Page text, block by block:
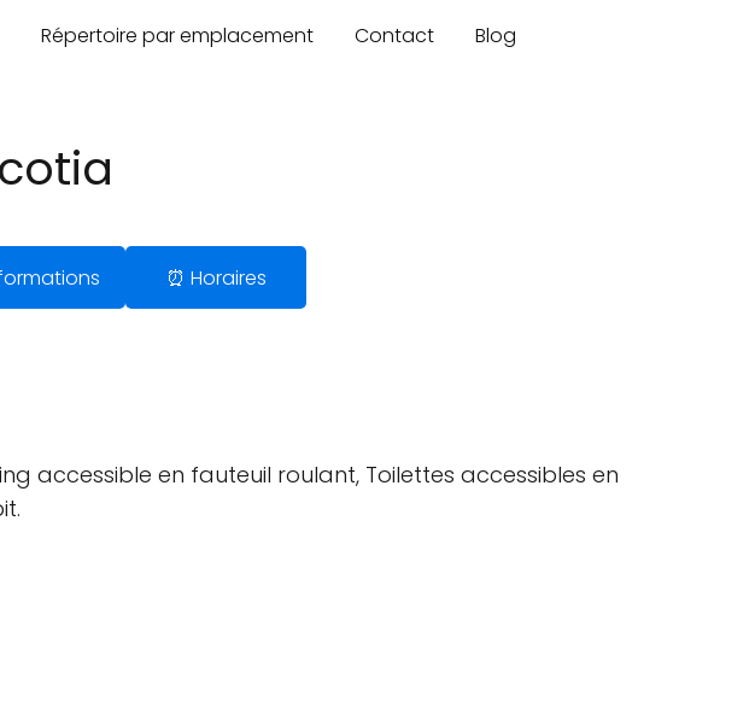
Répertoire par emplacement Contact Blog
⏰ Horaires
accessible en fauteuil roulant, Toilettes accessibles en